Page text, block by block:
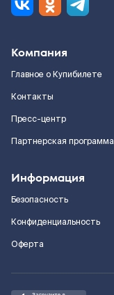
Компания
Главное о Купибилете
Контакты
Пресс-центр
Партнерская программа
Информация
Безопасность
Конфиденциальность
Оферта